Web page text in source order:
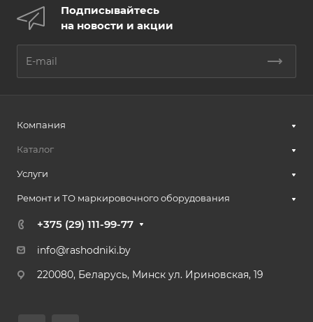
Подписывайтесь
на новости и акции
Компания
Каталог
Услуги
Ремонт и ТО маркировочного оборудования
+375 (29) 111-99-77
info@rashodniki.by
220080, Беларусь, Минск ул. Ириновская, 19